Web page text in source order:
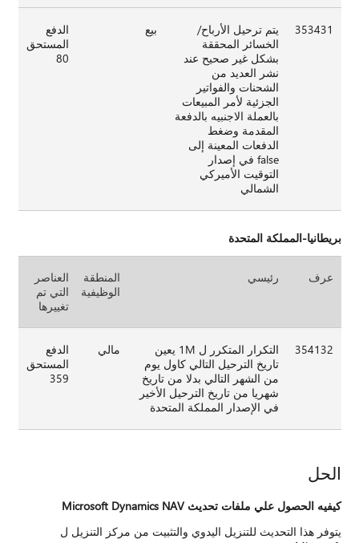
353431
يتم ترحيل الأرباح/
الخسائر المحققة
بشكل غير صحيح عند
نشر العديد من
الشحنات والفواتير
الجزئية لأمر المبيعات
بالعملة الاجنبيه بالدفعة
المقدمة وضغط
الدفعات المعينة إلى
false في إصدار
التوقيت الأميركي
الشمالي
بيع
الدفع
المستحق
80
بريطانيا-المملكة المتحدة
عرف رئيسي
المنطقة
الوظيفية
العناصر
التي تم
تغييرها
354132
التكرار المتكرر ل 1M يعين
تاريخ الترحيل التالي كاول يوم
من الشهر التالي بدلا من تاريخ
شهريا من تاريخ الترحيل الأخير
في الإصدار المملكة المتحدة
مالي
الدفع
المستحق
359
الحل
كيفيه الحصول علي ملفات تحديث Microsoft Dynamics NAV
يتوفر هذا التحديث للتنزيل اليدوي والتثبيت من مركز التنزيل ل